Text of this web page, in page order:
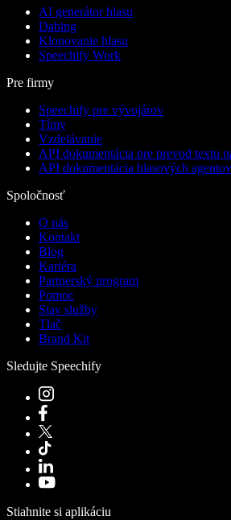
AI generátor hlasu
Dabing
Klonovanie hlasu
Speechify Work
Pre firmy
Speechify pre vývojárov
Tímy
Vzdelávanie
API dokumentácia pre prevod textu
API dokumentácia hlasových agentov
Spoločnosť
O nás
Kontakt
Blog
Kariéra
Partnerský program
Pomoc
Stav služby
Tlač
Brand Kit
Sledujte Speechify
Stiahnite si aplikáciu